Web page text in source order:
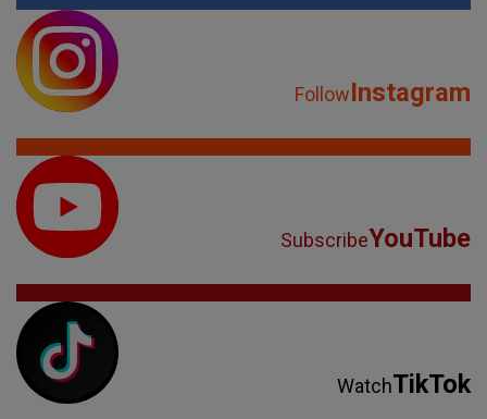
FollowInstagram
SubscribeYouTube
WatchTikTok